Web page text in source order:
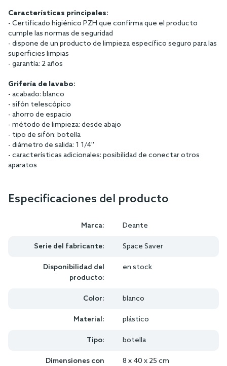
Características principales:
- Certificado higiénico PZH que confirma que el producto
cumple las normas de seguridad
- dispone de un producto de limpieza específico seguro para las
superficies limpias
- garantía: 2 años
Grifería de lavabo:
- acabado: blanco
- sifón telescópico
- ahorro de espacio
- método de limpieza: desde abajo
- tipo de sifón: botella
- diámetro de salida: 1 1/4''
- características adicionales: posibilidad de conectar otros
aparatos
Especificaciones del producto
Marca: Deante
Serie del fabricante: Space Saver
Disponibilidad del
producto:
en stock
Color: blanco
Material: plástico
Tipo: botella
Dimensiones con
8 x 40 x 25 cm